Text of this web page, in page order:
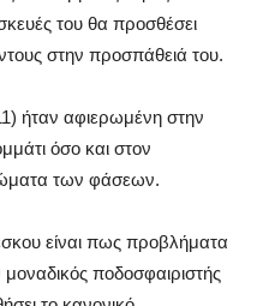
του θα προσθέσει
στην προσπάθειά του.
ήταν αφιερωμένη στην
όσο και στον
των φάσεων.
είναι πως προβλήματα
ποδοσφαιριστής